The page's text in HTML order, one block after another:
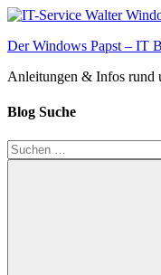
Zum
springen
Der Windows Papst – IT
Anleitungen & Infos rund
Blog Suche
Suchen
nach: